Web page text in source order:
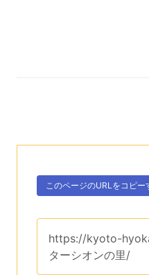
ボタン、
このページのURLをコピー
。
このページのURL
https://kyoto-
ターシオンの里/